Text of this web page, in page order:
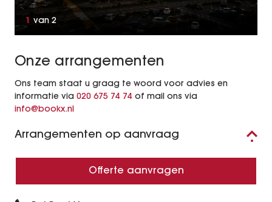
1 van2
Onze arrangementen
Ons team staat u graag te woord voor advies en
informatie via 020 675 74 74 of mail ons via
info@bookx.nl
Arrangementen op aanvraag
Offerte aanvragen